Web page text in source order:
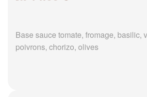
Base sauce tomate, fromage, basilic,
poivrons, chorizo, olives